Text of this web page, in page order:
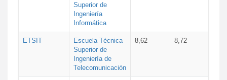
Superior de
Ingeniería
Informática
ETSIT
Escuela Técnica
Superior de
Ingeniería de
Telecomunicación
8,62 8,72